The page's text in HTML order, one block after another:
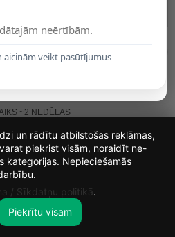
0
~2 NEDĒĻAS
neērtībām.
aicinām veikt pasūtījumus
45
MIN.
22
un rādītu atbilstošas reklāmas,
piekrist visām, noraidīt ne-
kategorijas. Nepieciešamās
/ Sīkdatņu politikā.
Piekrītu visam